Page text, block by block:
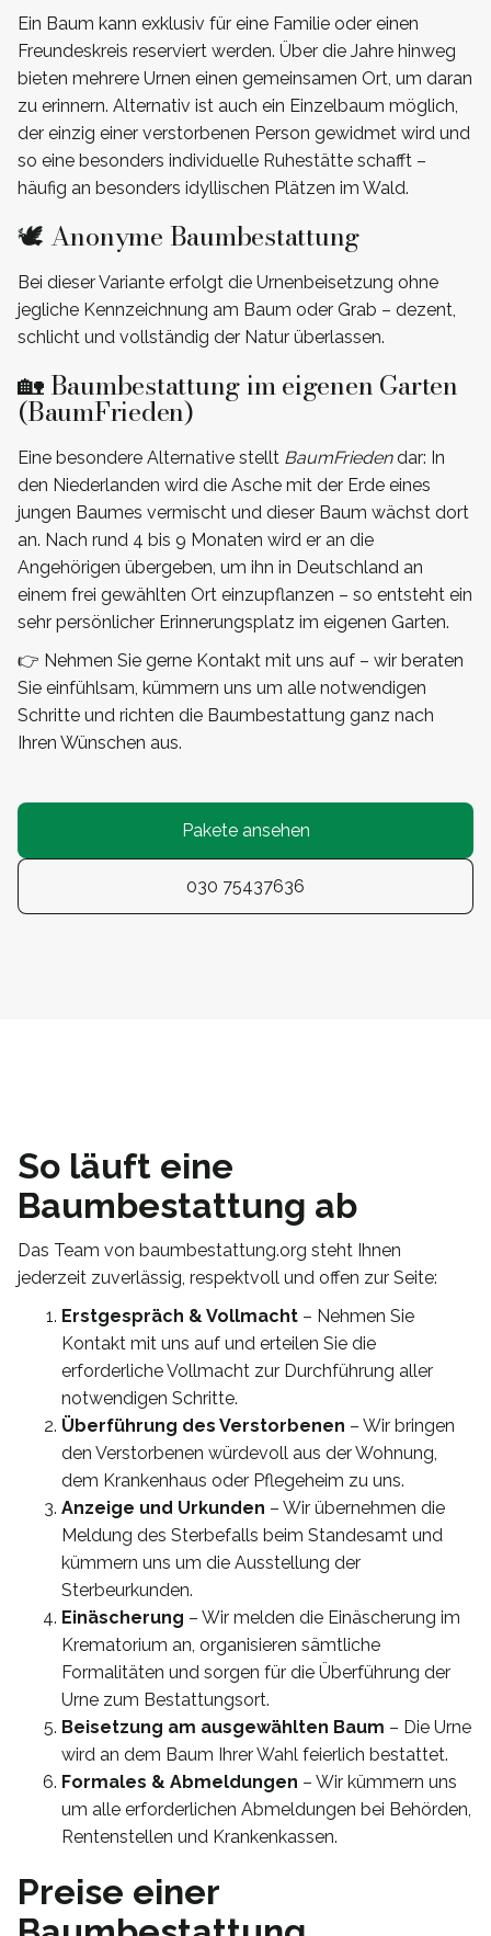
Ein Baum kann exklusiv für eine Familie oder einen
Freundeskreis reserviert werden. Über die Jahre hinweg
bieten mehrere Urnen einen gemeinsamen Ort, um daran
zu erinnern. Alternativ ist auch ein Einzelbaum möglich,
der einzig einer verstorbenen Person gewidmet wird und
so eine besonders individuelle Ruhestätte schafft –
häufig an besonders idyllischen Plätzen im Wald.
🕊️ Anonyme Baumbestattung
Bei dieser Variante erfolgt die Urnenbeisetzung ohne
jegliche Kennzeichnung am Baum oder Grab – dezent,
schlicht und vollständig der Natur überlassen.
🏡 Baumbestattung im eigenen Garten
(BaumFrieden)
Eine besondere Alternative stellt BaumFriedendar: In
den Niederlanden wird die Asche mit der Erde eines
jungen Baumes vermischt und dieser Baum wächst dort
an. Nach rund 4 bis 9 Monaten wird er an die
Angehörigen übergeben, um ihn in Deutschland an
einem frei gewählten Ort einzupflanzen – so entsteht ein
sehr persönlicher Erinnerungsplatz im eigenen Garten.
👉 Nehmen Sie gerne Kontakt mit uns auf – wir beraten
Sie einfühlsam, kümmern uns um alle notwendigen
Schritte und richten die Baumbestattung ganz nach
Ihren Wünschen aus.
Pakete ansehen
030 75437636
So läuft eine
Baumbestattung ab
Das Team von baumbestattung.org steht Ihnen
jederzeit zuverlässig, respektvoll und offen zur Seite:
Erstgespräch & Vollmacht – Nehmen Sie
Kontakt mit uns auf und erteilen Sie die
erforderliche Vollmacht zur Durchführung aller
notwendigen Schritte.
Überführung des Verstorbenen – Wir bringen
den Verstorbenen würdevoll aus der Wohnung,
dem Krankenhaus oder Pflegeheim zu uns.
Anzeige und Urkunden – Wir übernehmen die
Meldung des Sterbefalls beim Standesamt und
kümmern uns um die Ausstellung der
Sterbeurkunden.
Einäscherung – Wir melden die Einäscherung im
Krematorium an, organisieren sämtliche
Formalitäten und sorgen für die Überführung der
Urne zum Bestattungsort.
Beisetzung am ausgewählten Baum – Die Urne
wird an dem Baum Ihrer Wahl feierlich bestattet.
Formales & Abmeldungen – Wir kümmern uns
um alle erforderlichen Abmeldungen bei Behörden,
Rentenstellen und Krankenkassen.
Preise einer